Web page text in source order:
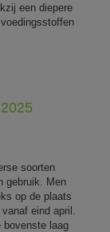
een diepere
soorten
gebruik. Men
op de plaats
eind april.
bovenste laag